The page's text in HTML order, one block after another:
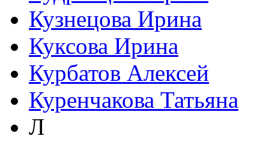
Кузнецова Ирина
Куксова Ирина
Курбатов Алексей
Куренчакова Татьяна
Л